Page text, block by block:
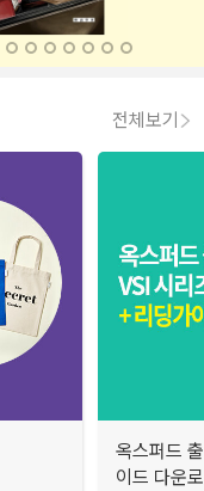
전체보기
옥스퍼드
이드 다운